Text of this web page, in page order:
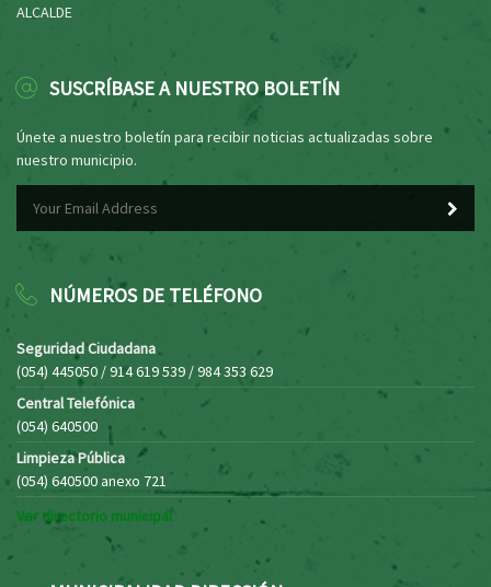
ALCALDE
SUSCRÍBASE A NUESTRO BOLETÍN
Únete a nuestro boletín para recibir noticias actualizadas sobre
nuestro municipio.
NÚMEROS DE TELÉFONO
Seguridad Ciudadana
(054) 445050 / 914 619 539 / 984 353 629
Central Telefónica
(054) 640500
Limpieza Pública
(054) 640500 anexo 721
Ver directorio municipal